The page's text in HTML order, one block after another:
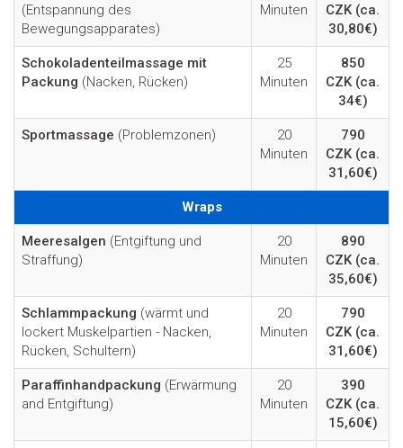
(Entspannung des
Bewegungsapparates)
Minuten
CZK (ca.
30,80€)
Schokoladenteilmassage mit
Packung (Nacken, Rücken)
25
Minuten
850
CZK (ca.
34€)
Sportmassage (Problemzonen)
20
Minuten
790
CZK (ca.
31,60€)
Wraps
Meeresalgen (Entgiftung und
Straffung)
20
Minuten
890
CZK (ca.
35,60€)
Schlammpackung (wärmt und
lockert Muskelpartien - Nacken,
Rücken, Schultern)
20
Minuten
790
CZK (ca.
31,60€)
Paraffinhandpackung (Erwärmung
and Entgiftung)
20
Minuten
390
CZK (ca.
15,60€)